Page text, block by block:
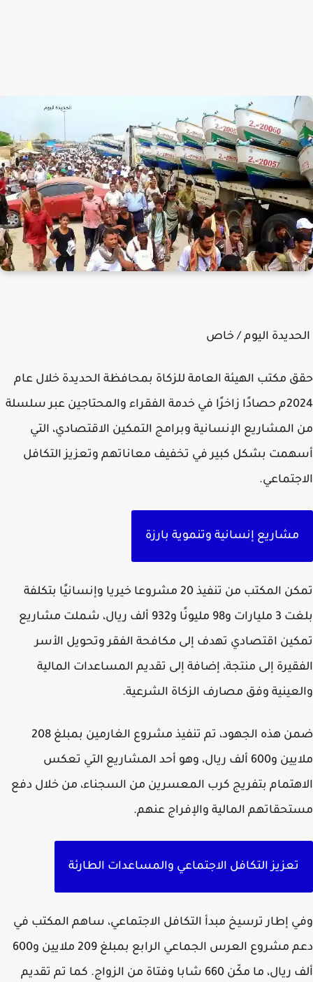
اليوم / خاص
مكتب الهيئة العامة للزكاة بمحافظة الحديدة خلال عام
2024م حصادًا زاخرًا في خدمة الفقراء والمحتاجين عبر سلسلة
الإنسانية وبرامج التمكين الاقتصادي، التي
بشكل كبير في تخفيف معاناتهم وتعزيز التكافل
مشاريع إنسانية وتنموية بارزة
تمكن المكتب من تنفيذ 20 مشروعا خيريا وإنسانيًا بتكلفة
بلغت 3 مليارات و98 مليونًا و932 ألف ريال، شملت مشاريع
اقتصادي تهدف إلى مكافحة الفقر وتحويل الأسر
إلى منتجة، إضافة إلى تقديم المساعدات المالية
وفق مصارف الزكاة الشرعية.
ضمن هذه الجهود، تم تنفيذ مشروع الغارمين بمبلغ 208
ملايين و600 ألف ريال، وهو أحد المشاريع التي تعكس
بتفريج كرب المعسرين من السجناء، من خلال دفع
المالية والإفراج عنهم.
تعزيز التكافل الاجتماعي والمساعدات الطارئة
إطار ترسيخ مبدأ التكافل الاجتماعي، ساهم المكتب في
دعم مشروع العرس الجماعي الرابع بمبلغ 209 ملايين و600
ألف ريال، ما مكّن 660 شابا وفتاة من الزواج. كما تم تقديم